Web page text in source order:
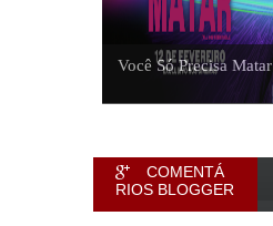
Você Só Precisa Matar
COMENTÁ
RIOS BLOGGER